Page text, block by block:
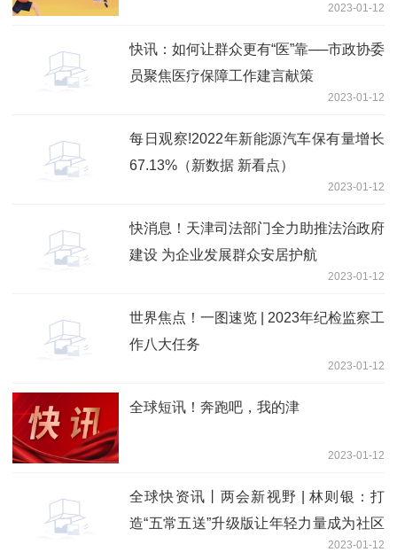
2023-01-12
快讯：如何让群众更有“医”靠──市政协委
员聚焦医疗保障工作建言献策
2023-01-12
每日观察!2022年新能源汽车保有量增长
67.13%（新数据 新看点）
2023-01-12
快消息！天津司法部门全力助推法治政府
建设 为企业发展群众安居护航
2023-01-12
世界焦点！一图速览 | 2023年纪检监察工
作八大任务
2023-01-12
全球短讯！奔跑吧，我的津
2023-01-12
全球快资讯丨两会新视野 | 林则银：打
造“五常五送”升级版让年轻力量成为社区
2023-01-12